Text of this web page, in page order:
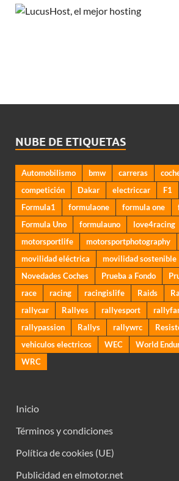
NUBE DE ETIQUETAS
Automobilismo bmw carreras
competición
Dakar electriccar F1
Formula1
formulaone formula one
Formula Uno
formulauno love4racing
motorsportlife
motorsportphotography
movilidad eléctrica
movilidad sostenible
Novedades Coches
Prueba a Fondo
race
racing racingislife Raids
rallycar
Rallyes rallyesport
rallypassion
Rallys rallywrc
vehiculos electricos
WEC
World
WRC
Inicio
Términos y condiciones
Política de cookies (UE)
Publicidad en elmotor.net